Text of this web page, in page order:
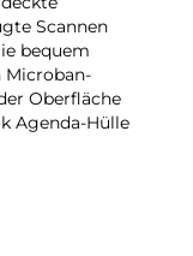
Scannen
bequem
Microban-
Oberfläche
Agenda-Hülle